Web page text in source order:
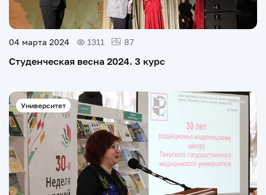
04 марта 2024 1311 87
Студенческая весна 2024. 3 курс
Университет